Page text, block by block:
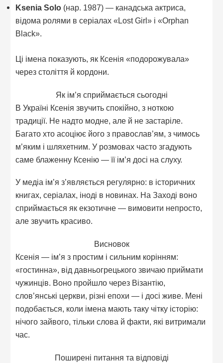
Ksenia Solo (нар. 1987) — канадська актриса,
відома ролями в серіалах «Lost Girl» і «Orphan
Black».
Ці імена показують, як Ксенія «подорожувала»
через століття й кордони.
Як ім’я сприймається сьогодні
В Україні Ксенія звучить спокійно, з ноткою
традиції. Не надто модне, але й не застаріле.
Багато хто асоціює його з православ’ям, з чимось
м’яким і шляхетним. У розмовах часто згадують
саме блаженну Ксенію — її ім’я досі на слуху.
У медіа ім’я з’являється регулярно: в історичних
книгах, серіалах, іноді в новинах. На Заході воно
сприймається як екзотичне — вимовити непросто,
але звучить красиво.
Висновок
Ксенія — ім’я з простим і сильним корінням:
«гостинна», від давньогрецького звичаю приймати
чужинців. Воно пройшло через Візантію,
слов’янські церкви, різні епохи — і досі живе. Мені
подобається, коли імена мають таку чітку історію:
нічого зайвого, тільки слова й факти, які витримали
час.
Поширені питання та відповіді